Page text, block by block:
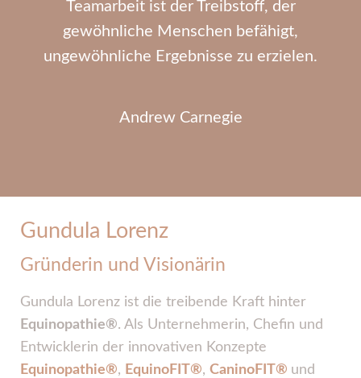
Teamarbeit ist der Treibstoff, der
gewöhnliche Menschen befähigt,
ungewöhnliche Ergebnisse zu erzielen.
Andrew Carnegie
Gundula Lorenz
Gründerin und Visionärin
Gundula Lorenz ist die treibende Kraft hinter
Equinopathie®. Als Unternehmerin, Chefin und
Entwicklerin der innovativen Konzepte
Equinopathie®, EquinoFIT®, CaninoFIT® und